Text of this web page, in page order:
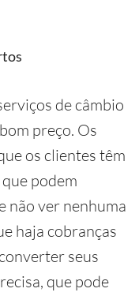
de câmbio
preço. Os
os clientes têm
podem
não ver nenhuma
haja cobranças
seus
que pode